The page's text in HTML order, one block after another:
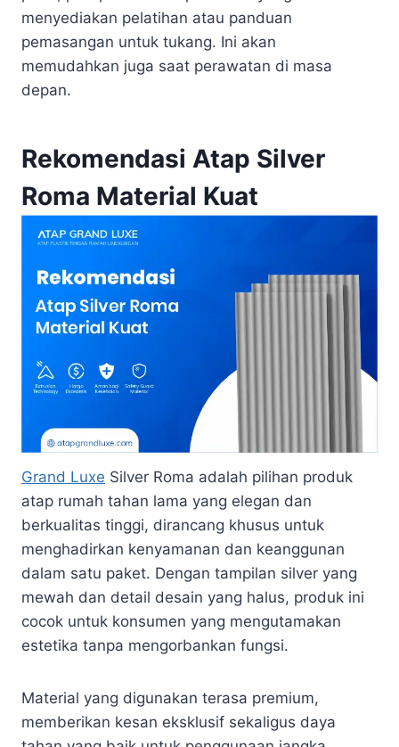
menyediakan pelatihan atau panduan
pemasangan untuk tukang. Ini akan
memudahkan juga saat perawatan di masa
depan.
Rekomendasi Atap Silver
Roma Material Kuat
Grand Luxe Silver Roma adalah pilihan produk
atap rumah tahan lama yang elegan dan
berkualitas tinggi, dirancang khusus untuk
menghadirkan kenyamanan dan keanggunan
dalam satu paket. Dengan tampilan silver yang
mewah dan detail desain yang halus, produk ini
cocok untuk konsumen yang mengutamakan
estetika tanpa mengorbankan fungsi.
Material yang digunakan terasa premium,
memberikan kesan eksklusif sekaligus daya